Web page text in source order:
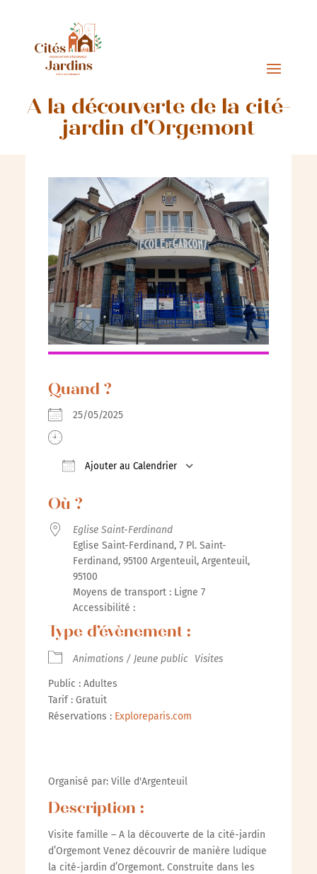
A la découverte de la cité-
jardin d’Orgemont
Quand ?
25/05/2025
Ajouter au Calendrier
Où ?
Eglise Saint-Ferdinand
Eglise Saint-Ferdinand, 7 Pl. Saint-
Ferdinand, 95100 Argenteuil, Argenteuil,
95100
Moyens de transport : Ligne 7
Accessibilité :
Type d’évènement :
Animations / Jeune public Visites
Public : Adultes
Tarif : Gratuit
Réservations : Exploreparis.com
Organisé par: Ville d'Argenteuil
Description :
Visite famille – A la découverte de la cité-jardin
d’Orgemont Venez découvrir de manière ludique
la cité-jardin d’Orgemont. Construite dans les